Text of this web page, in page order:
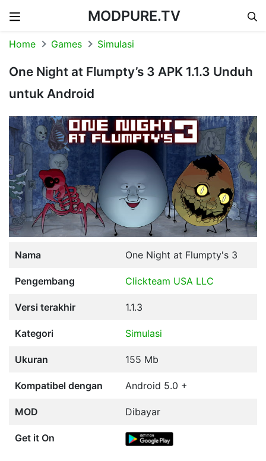
MODPURE.TV
Home Games Simulasi
One Night at Flumpty’s 3 APK 1.1.3 Unduh
untuk Android
Nama One Night at Flumpty's 3
Pengembang Clickteam USA LLC
Versi terakhir 1.1.3
Kategori Simulasi
Ukuran 155 Mb
Kompatibel dengan Android 5.0 +
MOD Dibayar
Get it On